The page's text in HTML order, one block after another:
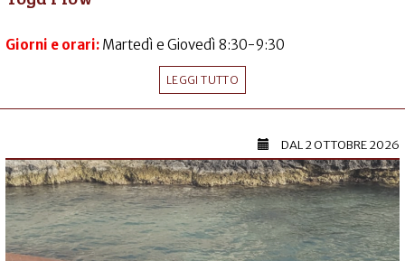
Giorni e orari: Martedì e Giovedì 8:30-9:30
LEGGI TUTTO
DAL2 OTTOBRE 2026